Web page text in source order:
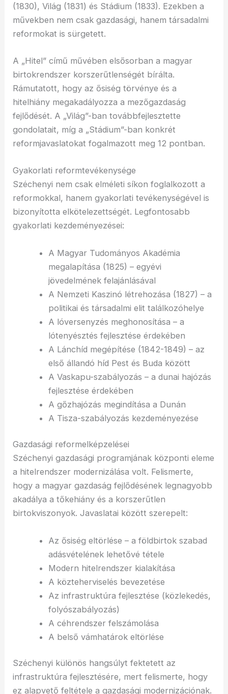
(1830), Világ (1831) és Stádium (1833). Ezekben a
művekben nem csak gazdasági, hanem társadalmi
reformokat is sürgetett.
A „Hitel” című művében elsősorban a magyar
birtokrendszer korszerűtlenségét bírálta.
Rámutatott, hogy az ősiség törvénye és a
hitelhiány megakadályozza a mezőgazdaság
fejlődését. A „Világ”-ban továbbfejlesztette
gondolatait, míg a „Stádium”-ban konkrét
reformjavaslatokat fogalmazott meg 12 pontban.
Gyakorlati reformtevékenysége
Széchenyi nem csak elméleti síkon foglalkozott a
reformokkal, hanem gyakorlati tevékenységével is
bizonyította elkötelezettségét. Legfontosabb
gyakorlati kezdeményezései:
A Magyar Tudományos Akadémia
megalapítása (1825) – egyévi
jövedelmének felajánlásával
A Nemzeti Kaszinó létrehozása (1827) – a
politikai és társadalmi elit találkozóhelye
A lóversenyzés meghonosítása – a
lótenyésztés fejlesztése érdekében
A Lánchíd megépítése (1842-1849) – az
első állandó híd Pest és Buda között
A Vaskapu-szabályozás – a dunai hajózás
fejlesztése érdekében
A gőzhajózás megindítása a Dunán
A Tisza-szabályozás kezdeményezése
Gazdasági reformelképzelései
Széchenyi gazdasági programjának központi eleme
a hitelrendszer modernizálása volt. Felismerte,
hogy a magyar gazdaság fejlődésének legnagyobb
akadálya a tőkehiány és a korszerűtlen
birtokviszonyok. Javaslatai között szerepelt:
Az ősiség eltörlése – a földbirtok szabad
adásvételének lehetővé tétele
Modern hitelrendszer kialakítása
A közteherviselés bevezetése
Az infrastruktúra fejlesztése (közlekedés,
folyószabályozás)
A céhrendszer felszámolása
A belső vámhatárok eltörlése
Széchenyi különös hangsúlyt fektetett az
infrastruktúra fejlesztésére, mert felismerte, hogy
ez alapvető feltétele a gazdasági modernizációnak.